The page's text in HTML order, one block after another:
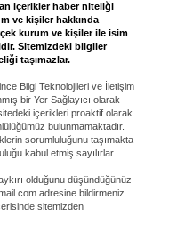
içerikler haber niteliği
ve kişiler hakkında
kurum ve kişiler ile isim
Sitemizdeki bilgiler
taşımazlar.
Bilgi Teknolojileri ve İletişim
bir Yer Sağlayıcı olarak
içerikleri proaktif olarak
bulunmamaktadır.
sorumluluğunu taşımakta
kabul etmiş sayılırlar.
olduğunu düşündüğünüz
adresine bildirmeniz
sitemizden